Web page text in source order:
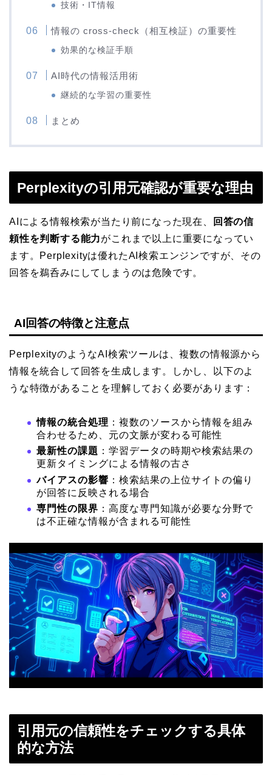
技術・IT情報
情報の cross-check（相互検証）の重要性
効果的な検証手順
AI時代の情報活用術
継続的な学習の重要性
まとめ
Perplexityの引用元確認が重要な理由
AIによる情報検索が当たり前になった現在、
回答の信
頼性を判断する能力がこれまで以上に重要になってい
ます。Perplexityは優れたAI検索エンジンですが、その
回答を鵜呑みにしてしまうのは危険です。
AI回答の特徴と注意点
PerplexityのようなAI検索ツールは、複数の情報源から
情報を統合して回答を生成します。しかし、以下のよ
うな特徴があることを理解しておく必要があります：
情報の統合処理 ：複数のソースから情報を組み
合わせるため、元の文脈が変わる可能性
最新性の課題 ：学習データの時期や検索結果の
更新タイミングによる情報の古さ
バイアスの影響 ：検索結果の上位サイトの偏り
が回答に反映される場合
専門性の限界 ：高度な専門知識が必要な分野で
は不正確な情報が含まれる可能性
引用元の信頼性をチェックする具体
的な方法